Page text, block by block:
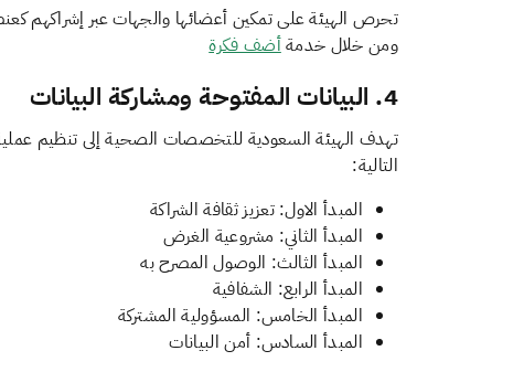
تحرص الهيئة على تمكين أعضائها والجهات عبر إشراكهم
ومن خلال خدمةأضف فكرة
4. البيانات المفتوحة ومشاركة البيانات
تهدف الهيئة السعودية للتخصصات الصحية إلى تنظيم عملية
التالية:
المبدأ الاول: تعزيز ثقافة الشراكة
المبدأ الثاني: مشروعية الغرض
المبدأ الثالث: الوصول المصرح به
المبدأ الرابع: الشفافية
‏المبدأ الخامس: المسؤولية المشتركة
المبدأ السادس: أمن البيانات